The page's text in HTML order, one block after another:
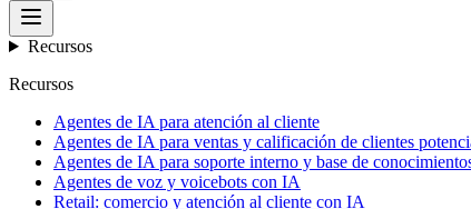
Recursos
Recursos
Agentes de IA para atención al cliente
Agentes de IA para ventas y calificación de clientes
Agentes de IA para soporte interno y base de
Agentes de voz y voicebots con IA
Retail: comercio y atención al cliente con IA